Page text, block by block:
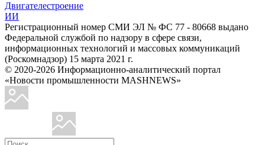
Двигателестроение
ИИ
Регистрационный номер СМИ ЭЛ № ФС 77 - 80668 выдано
Федеральной службой по надзору в сфере связи,
информационных технологий и массовых коммуникаций
(Роскомнадзор) 15 марта 2021 г.
© 2020-2026 Информационно-аналитический портал
«Новости промышленности MASHNEWS»